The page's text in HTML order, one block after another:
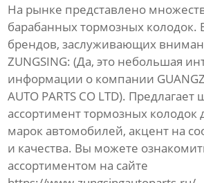
На рынке представлено
барабанных тормозных колодок.
брендов, заслуживающих
ZUNGSING: (Да, это небольшая
информации о компании
AUTO PARTS CO LTD).
ассортимент тормозных колодок
марок автомобилей, акцент на
и качества. Вы можете
ассортиментом на сайте